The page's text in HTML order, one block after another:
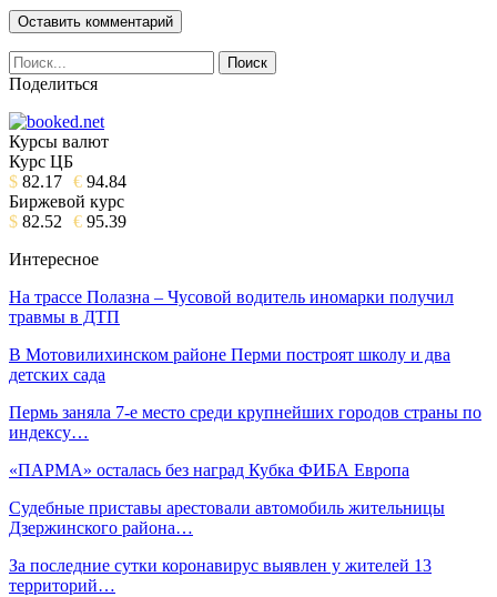
Поделиться
Курсы валют
Курс ЦБ
$ 82.17 € 94.84
Биржевой курс
$ 82.52 € 95.39
Интересное
На трассе Полазна – Чусовой водитель иномарки получил
травмы в ДТП
В Мотовилихинском районе Перми построят школу и два
детских сада
Пермь заняла 7-е место среди крупнейших городов страны по
индексу…
«ПАРМА» осталась без наград Кубка ФИБА Европа
Судебные приставы арестовали автомобиль жительницы
Дзержинского района…
За последние сутки коронавирус выявлен у жителей 13
территорий…